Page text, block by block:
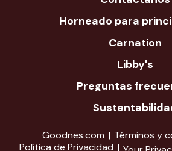
Horneado para
Carnation
Libby's
Preguntas
Goodnes.com
Términos y
Política de Privacidad